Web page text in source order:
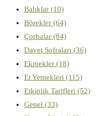
Balıklar (10)
Börekler (64)
Çorbalar (84)
Davet Sofraları (36)
Ekmekler (18)
Et Yemekleri (115)
Etkinlik Tarifleri (52)
Genel (33)